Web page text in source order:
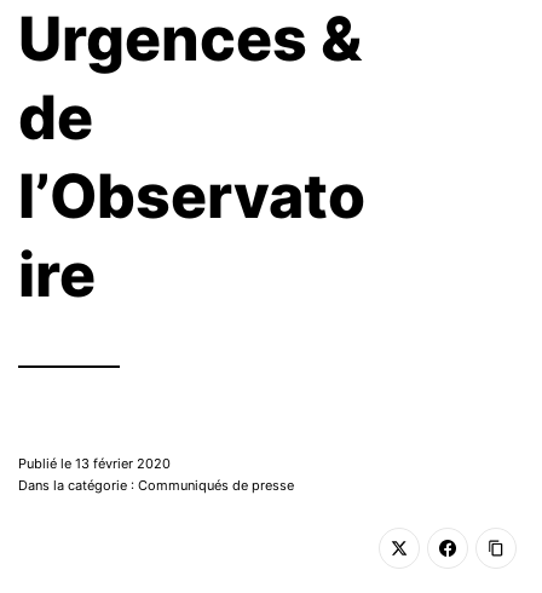
Urgences &
de
l’Observato
ire
Publié le 13 février 2020
Dans la catégorie : Communiqués de presse